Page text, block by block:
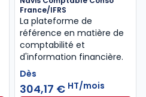
France/IFRS
La plateforme de
référence en matière de
comptabilité et
d'information financière.
Dès
304,17 € HT/mois